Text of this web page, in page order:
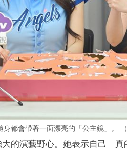
都會帶著一面漂亮的「公主鏡」。
的演藝野心。她表示自己「